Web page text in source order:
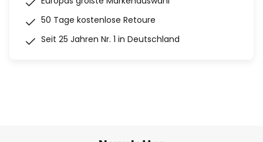
50 Tage kostenlose Retoure
Seit 25 Jahren Nr. 1 in Deutschland